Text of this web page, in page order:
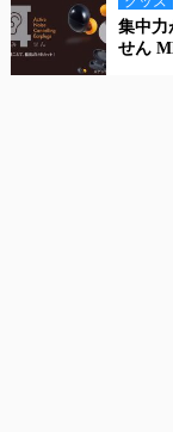
集中力
せん